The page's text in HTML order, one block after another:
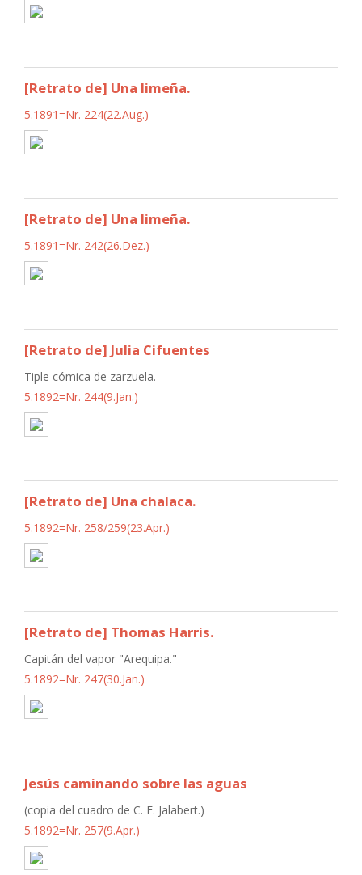
[Retrato de] Una limeña.
5.1891=Nr. 224(22.Aug.)
[Retrato de] Una limeña.
5.1891=Nr. 242(26.Dez.)
[Retrato de] Julia Cifuentes
Tiple cómica de zarzuela.
5.1892=Nr. 244(9.Jan.)
[Retrato de] Una chalaca.
5.1892=Nr. 258/259(23.Apr.)
[Retrato de] Thomas Harris.
Capitán del vapor "Arequipa."
5.1892=Nr. 247(30.Jan.)
Jesús caminando sobre las aguas
(copia del cuadro de C. F. Jalabert.)
5.1892=Nr. 257(9.Apr.)